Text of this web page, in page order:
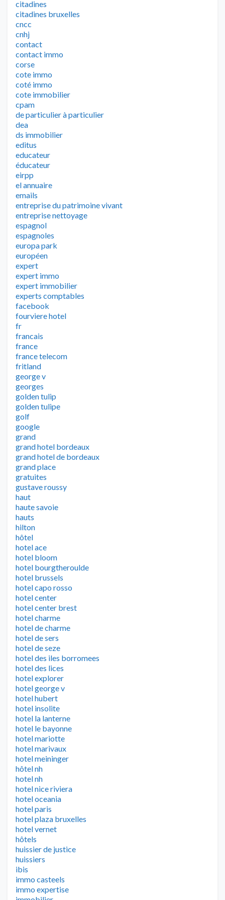
citadines
citadines bruxelles
cncc
cnhj
contact
contact immo
corse
cote immo
coté immo
cote immobilier
cpam
de particulier à particulier
dea
ds immobilier
editus
educateur
éducateur
eirpp
el annuaire
emails
entreprise du patrimoine vivant
entreprise nettoyage
espagnol
espagnoles
europa park
européen
expert
expert immo
expert immobilier
experts comptables
facebook
fourviere hotel
fr
francais
france
france telecom
fritland
george v
georges
golden tulip
golden tulipe
golf
google
grand
grand hotel bordeaux
grand hotel de bordeaux
grand place
gratuites
gustave roussy
haut
haute savoie
hauts
hilton
hôtel
hotel ace
hotel bloom
hotel bourgtheroulde
hotel brussels
hotel capo rosso
hotel center
hotel center brest
hotel charme
hotel de charme
hotel de sers
hotel de seze
hotel des iles borromees
hotel des lices
hotel explorer
hotel george v
hotel hubert
hotel insolite
hotel la lanterne
hotel le bayonne
hotel mariotte
hotel marivaux
hotel meininger
hôtel nh
hotel nh
hotel nice riviera
hotel oceania
hotel paris
hotel plaza bruxelles
hotel vernet
hôtels
huissier de justice
huissiers
ibis
immo casteels
immo expertise